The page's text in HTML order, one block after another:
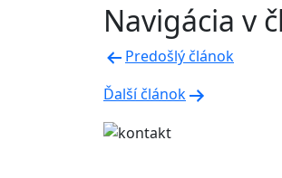
Navigácia v
Predošlý článok
Ďalší článok